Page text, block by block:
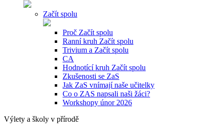
Začít spolu
Proč Začít spolu
Ranní kruh Začít spolu
Trivium a Začít spolu
CA
Hodnotící kruh Začít spolu
Zkušenosti se ZaS
Jak ZaS vnímají naše učitelky
Co o ZAS napsali naši žáci?
Workshopy únor 2026
Výlety a školy v přírodě